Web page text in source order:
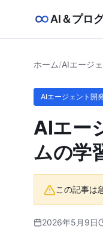
AI＆プロ
ホーム/AIエージ
AIエージェント開
AIエー
ムの学
この記事は
2026年5月9日